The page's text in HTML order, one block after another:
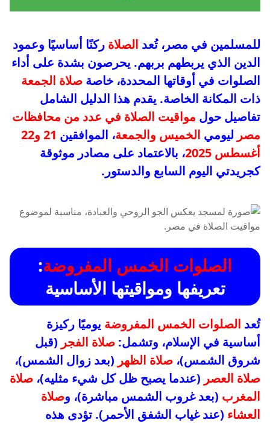
للمسلمين في مصر، تُعد الصلاة ركنًا أساسيًا وعمود
الدين الذي يربطهم بربهم. يحرصون بشدة على أداء
الصلوات في أوقاتها المحددة، خاصة صلاة الجمعة
ذات المكانة الخاصة. يقدم هذا الدليل الشامل
تفاصيل حول مواقيت الصلاة في عدد من محافظات
مصر ليومي الخميس والجمعة، الموافقين
21 و22
أغسطس 2025
، بالاعتماد على مصادر موثوقة
كجريدتي اليوم السابع والدستور.
الصلوات الخمس المفروضة:
تعريفها ومواقيتها الأساسية
تُعد الصلوات الخمس المفروضة يوميًا ركيزة
أساسية في الإسلام، وتشمل: صلاة الفجر (قبل
شروق الشمس)، صلاة الظهر (بعد زوال الشمس)،
صلاة العصر (عندما يصبح ظل كل شيء مثليه)، صلاة
المغرب (بعد غروب الشمس مباشرة)، وصلاة
العشاء (عند غياب الشفق الأحمر). تؤدى هذه